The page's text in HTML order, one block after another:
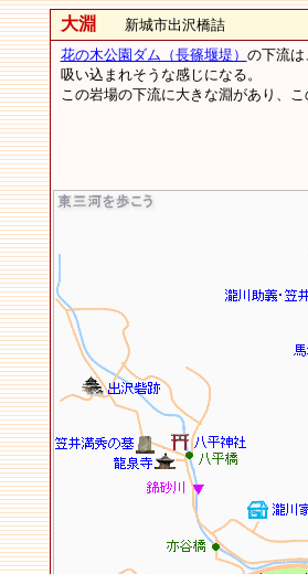
大淵 新城市出沢橋詰
花の木公園ダム（長篠堰堤） の下流
吸い込まれそうな感じになる。
この岩場の下流に大きな淵があり、